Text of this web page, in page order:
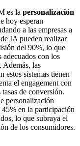
es la personalización
hoy esperan
a las empresas a
IA pueden realizar
del 90%, lo que
adecuados con los
Además, las
estos sistemas tienen
el engagement con
de conversión.
personalización
en la participación
lo que subraya el
de los consumidores.